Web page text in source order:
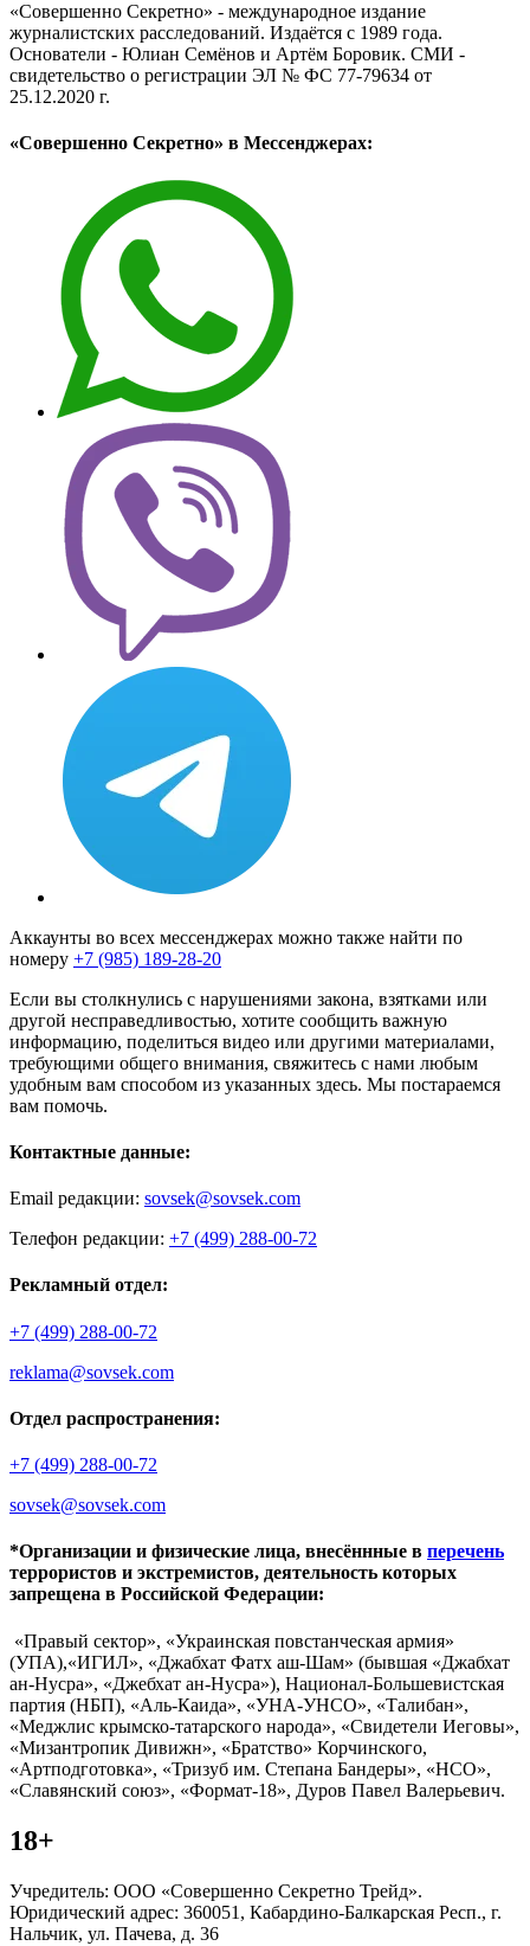
«Совершенно Секретно» - международное издание
журналистских расследований. Издаётся с 1989 года.
Основатели - Юлиан Семёнов и Артём Боровик. CМИ -
свидетельство о регистрации ЭЛ № ФС 77-79634 от
25.12.2020 г.
«Совершенно Секретно» в Мессенджерах:
Аккаунты во всех мессенджерах можно также найти по
номеру +7 (985) 189-28-20
Если вы столкнулись с нарушениями закона, взятками или
другой несправедливостью, хотите сообщить важную
информацию, поделиться видео или другими материалами,
требующими общего внимания, свяжитесь с нами любым
удобным вам способом из указанных здесь. Мы постараемся
вам помочь.
Контактные данные:
Email редакции: sovsek@sovsek.com
Телефон редакции: +7 (499) 288-00-72
Рекламный отдел:
+7 (499) 288-00-72
reklama@sovsek.com
Отдел распространения:
+7 (499) 288-00-72
sovsek@sovsek.com
*Организации и физические лица, внесённные в перечень
террористов и экстремистов, деятельность которых
запрещена в Российской Федерации:
«Правый сектор», «Украинская повстанческая армия»
(УПА),«ИГИЛ», «Джабхат Фатх аш-Шам» (бывшая «Джабхат
ан-Нусра», «Джебхат ан-Нусра»), Национал-Большевистская
партия (НБП), «Аль-Каида», «УНА-УНСО», «Талибан»,
«Меджлис крымско-татарского народа», «Свидетели Иеговы»,
«Мизантропик Дивижн», «Братство» Корчинского,
«Артподготовка», «Тризуб им. Степана Бандеры», «НСО»,
«Славянский союз», «Формат-18», Дуров Павел Валерьевич.
18+
Учредитель: ООО «Совершенно Секретно Трейд».
Юридический адрес: 360051, Кабардино-Балкарская Респ., г.
Нальчик, ул. Пачева, д. 36